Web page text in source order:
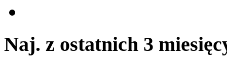
Naj. z ostatnich 3